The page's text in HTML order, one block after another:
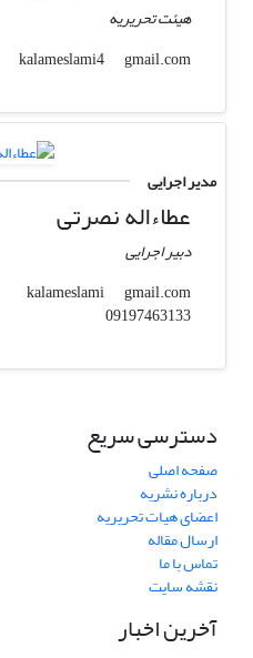
هیئت تحریریه
kalameslami4
gmail.com
مدیر اجرایی
عطاءاله نصرتی
دبیر اجرایی
kalameslami
gmail.com
09197463133
دسترسی سریع
صفحه اصلی
درباره نشریه
اعضای هیات تحریریه
ارسال مقاله
تماس با ما
نقشه سایت
آخرین اخبار